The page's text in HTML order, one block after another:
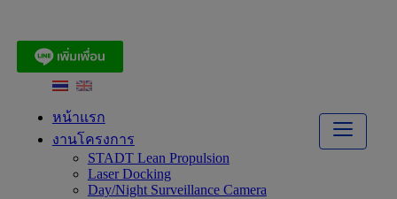
หน้าแรก
งานโครงการ
STADT Lean Propulsion
Laser Docking
Day/Night Surveillance Camera